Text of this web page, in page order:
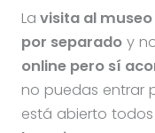
La visita al
por separadoy
online pero sí
no puedas entrar
está abierto